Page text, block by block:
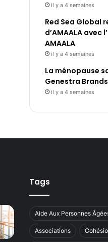
il y a 4 semaines
Red Sea Global
d’AMAALA avec
AMAALA
il y a 4 semaines
La ménopause
Genestra Brands
il y a 4 semaines
Tags
Aide Aux Personnes
Associations